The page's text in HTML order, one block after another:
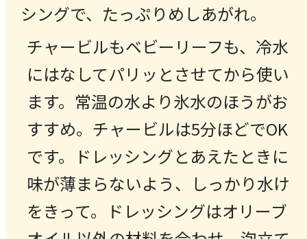
シングで、たっぷりめしあがれ。
チャービルもベビーリーフも、冷水
にはなしてパリッとさせてから使い
ます。常温の水より氷水のほうがお
すすめ。チャービルは5分ほどでOK
です。ドレッシングとあえたときに
味が薄まらないよう、しっかり水け
をきって。ドレッシングはオリーブ